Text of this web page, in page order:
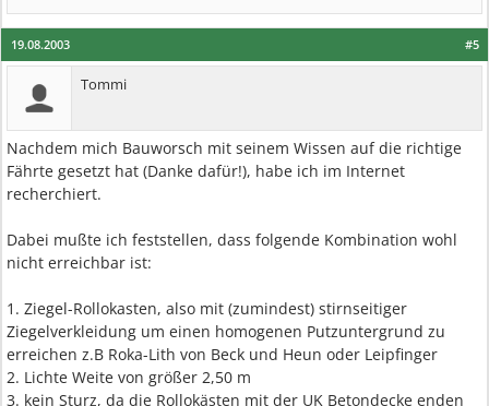
#5
19.08.2003
Tommi
Nachdem mich Bauworsch mit seinem Wissen auf die richtige
Fährte gesetzt hat (Danke dafür!), habe ich im Internet
recherchiert.
Dabei mußte ich feststellen, dass folgende Kombination wohl
nicht erreichbar ist:
1. Ziegel-Rollokasten, also mit (zumindest) stirnseitiger
Ziegelverkleidung um einen homogenen Putzuntergrund zu
erreichen z.B Roka-Lith von Beck und Heun oder Leipfinger
2. Lichte Weite von größer 2,50 m
3. kein Sturz, da die Rollokästen mit der UK Betondecke enden